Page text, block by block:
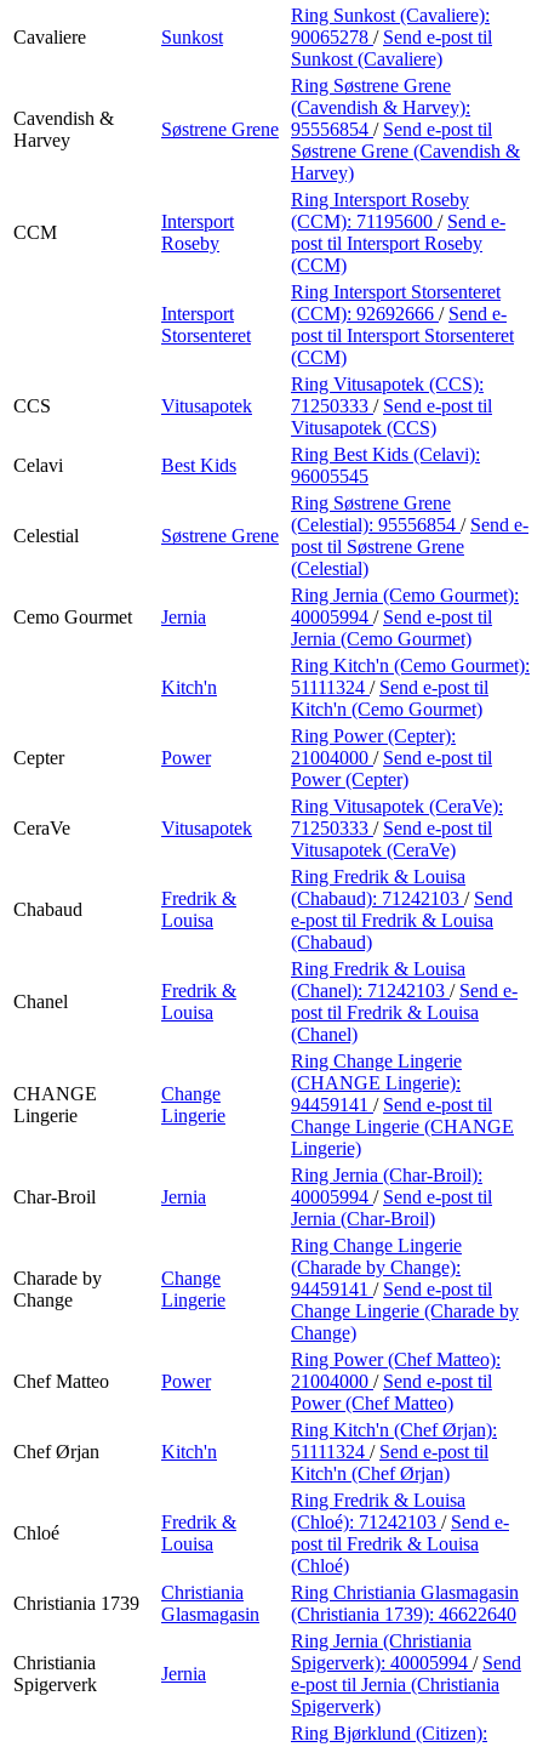
Cavaliere Sunkost
Ring Sunkost (Cavaliere):
90065278 / Send e-post til
Sunkost (Cavaliere)
Cavendish &
Harvey
Søstrene Grene
Ring Søstrene Grene
(Cavendish & Harvey):
95556854 / Send e-post til
Søstrene Grene (Cavendish &
Harvey)
CCM
Intersport
Roseby
Ring Intersport Roseby
(CCM): 71195600 / Send e-
post til Intersport Roseby
(CCM)
Intersport
Storsenteret
Ring Intersport Storsenteret
(CCM): 92692666 / Send e-
post til Intersport Storsenteret
(CCM)
CCS Vitusapotek
Ring Vitusapotek (CCS):
71250333 / Send e-post til
Vitusapotek (CCS)
Celavi
Best Kids
Ring Best Kids (Celavi):
96005545
Celestial Søstrene Grene
Ring Søstrene Grene
(Celestial): 95556854 / Send e-
post til Søstrene Grene
(Celestial)
Cemo Gourmet Jernia
Ring Jernia (Cemo Gourmet):
40005994 / Send e-post til
Jernia (Cemo Gourmet)
Kitch'n
Ring Kitch'n (Cemo Gourmet):
51111324 / Send e-post til
Kitch'n (Cemo Gourmet)
Cepter Power
Ring Power (Cepter):
21004000 / Send e-post til
Power (Cepter)
CeraVe Vitusapotek
Ring Vitusapotek (CeraVe):
71250333 / Send e-post til
Vitusapotek (CeraVe)
Chabaud
Fredrik &
Louisa
Ring Fredrik & Louisa
(Chabaud): 71242103 / Send
e-post til Fredrik & Louisa
(Chabaud)
Chanel
Fredrik &
Louisa
Ring Fredrik & Louisa
(Chanel): 71242103 / Send e-
post til Fredrik & Louisa
(Chanel)
CHANGE
Lingerie
Change
Lingerie
Ring Change Lingerie
(CHANGE Lingerie):
94459141 / Send e-post til
Change Lingerie (CHANGE
Lingerie)
Char-Broil Jernia
Ring Jernia (Char-Broil):
40005994 / Send e-post til
Jernia (Char-Broil)
Charade by
Change
Change
Lingerie
Ring Change Lingerie
(Charade by Change):
94459141 / Send e-post til
Change Lingerie (Charade by
Change)
Chef Matteo Power
Ring Power (Chef Matteo):
21004000 / Send e-post til
Power (Chef Matteo)
Chef Ørjan Kitch'n
Ring Kitch'n (Chef Ørjan):
51111324 / Send e-post til
Kitch'n (Chef Ørjan)
Chloé
Fredrik &
Louisa
Ring Fredrik & Louisa
(Chloé): 71242103 / Send e-
post til Fredrik & Louisa
(Chloé)
Christiania 1739
Christiania
Glasmagasin
Ring Christiania Glasmagasin
(Christiania 1739): 46622640
Christiania
Spigerverk
Jernia
Ring Jernia (Christiania
Spigerverk): 40005994 / Send
e-post til Jernia (Christiania
Spigerverk)
Ring Bjørklund (Citizen):